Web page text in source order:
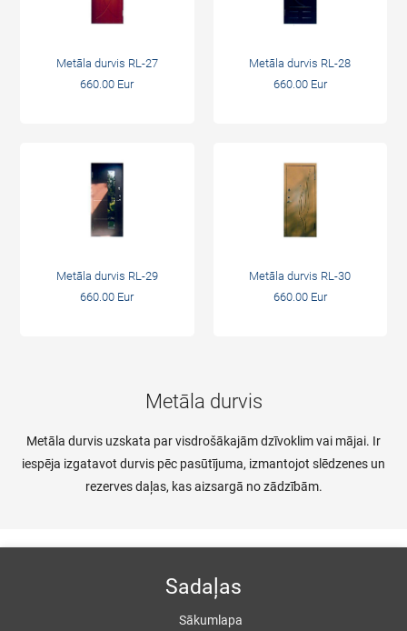
Metāla durvis RL-27
660.00 Eur
Metāla durvis RL-28
660.00 Eur
Metāla durvis RL-29
660.00 Eur
Metāla durvis RL-30
660.00 Eur
Metāla durvis
Metāla durvis uzskata par visdrošākajām dzīvoklim vai mājai. Ir
iespēja izgatavot durvis pēc pasūtījuma, izmantojot slēdzenes un
rezerves daļas, kas aizsargā no zādzībām.
Sadaļas
Sākumlapa